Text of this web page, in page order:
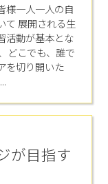
様一人一人の自
て 展開される生
活動が基本とな
どこでも、誰で
を切り開いた
が目指す